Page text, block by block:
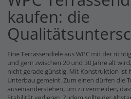
kaufen: die
Eine Terrassendiele aus WPC mit der
und gern zwischen 20 und 30 Jahre alt
nicht gerade günstig. Mit Konstruktion ist
Unterbau gemeint. Zum einen dürfen die
auseinanderstehen, um zu vermeiden,